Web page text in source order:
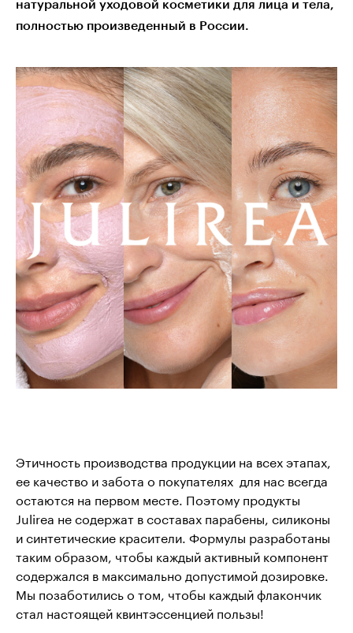
натуральной уходовой косметики для лица и тела,
полностью произведенный в России.
Этичность производства продукции на всех этапах,
ее качество и забота о покупателях для нас всегда
остаются на первом месте. Поэтому продукты
Julirea не содержат в составах парабены, силиконы
и синтетические красители. Формулы разработаны
таким образом, чтобы каждый активный компонент
содержался в максимально допустимой дозировке.
Мы позаботились о том, чтобы каждый флакончик
стал настоящей квинтэссенцией пользы!